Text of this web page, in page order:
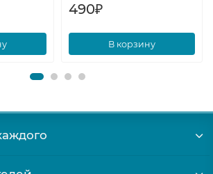
490₽
В корзину